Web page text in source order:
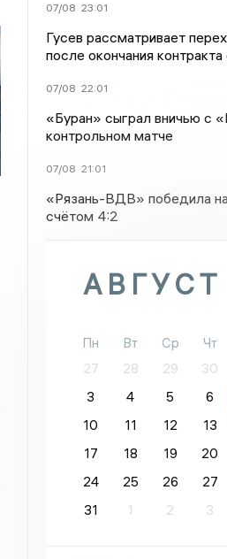
07/08 23:01
Гусев рассматривает
после окончания
07/08 22:01
«Буран» сыграл вничью с
контрольном матче
07/08 21:01
«Рязань-ВДВ» победила
счётом 4:2
АВГУСТ
Пн Вт Ср Чт
27
28 29 30
3
4 5 6
10
11 12 13
17
18 19 20
24
25 26 27
31
1 2 3